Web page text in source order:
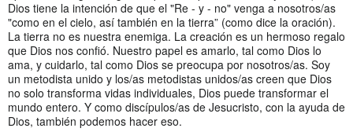
Dios tiene la intención de que el "Re - y - no" venga a nosotros/as
"como en el cielo, así también en la tierra” (como dice la oración).
La tierra no es nuestra enemiga. La creación es un hermoso regalo
que Dios nos confió. Nuestro papel es amarlo, tal como Dios lo
ama, y cuidarlo, tal como Dios se preocupa por nosotros/as. Soy
un metodista unido y los/as metodistas unidos/as creen que Dios
no solo transforma vidas individuales, Dios puede transformar el
mundo entero. Y como discípulos/as de Jesucristo, con la ayuda de
Dios, también podemos hacer eso.